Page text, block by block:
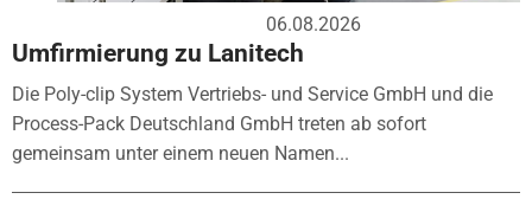
06.08.2026
Umfirmierung zu Lanitech
Die Poly-clip System Vertriebs- und Service GmbH und die
Process-Pack Deutschland GmbH treten ab sofort
gemeinsam unter einem neuen Namen...